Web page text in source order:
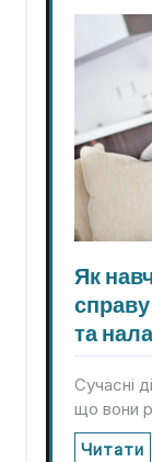
Як
та
Сучасні
що вони
Читати